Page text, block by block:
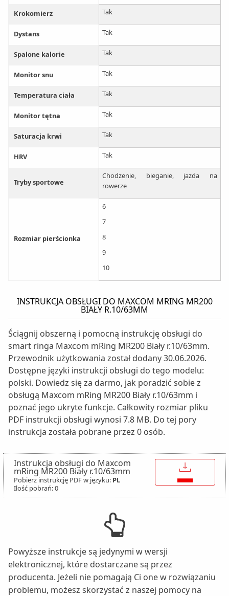
Krokomierz Tak
Dystans Tak
Spalone kalorie Tak
Monitor snu Tak
Temperatura ciała Tak
Monitor tętna Tak
Saturacja krwi Tak
HRV Tak
Tryby sportowe
Chodzenie, bieganie, jazda na
rowerze
Rozmiar pierścionka
6
7
8
9
10
INSTRUKCJA OBSŁUGI DO MAXCOM MRING MR200
BIAŁY R.10/63MM
Ściągnij obszerną i pomocną instrukcję obsługi do
smart ringa Maxcom mRing MR200 Biały r.10/63mm.
Przewodnik użytkowania został dodany 30.06.2026.
Dostępne języki instrukcji obsługi do tego modelu:
polski. Dowiedz się za darmo, jak poradzić sobie z
obsługą Maxcom mRing MR200 Biały r.10/63mm i
poznać jego ukryte funkcje. Całkowity rozmiar pliku
PDF instrukcji obsługi wynosi 7.8 MB. Do tej pory
instrukcja została pobrane przez 0 osób.
Instrukcja obsługi do Maxcom
mRing MR200 Biały r.10/63mm
Pobierz instrukcję PDF w języku: PL
Ilość pobrań: 0
↓
Powyższe instrukcje są jedynymi w wersji
elektronicznej, które dostarczane są przez
producenta. Jeżeli nie pomagają Ci one w rozwiązaniu
problemu, możesz skorzystać z naszej pomocy na